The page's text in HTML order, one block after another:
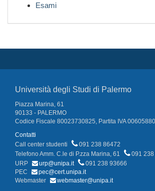
Esami
Università degli Studi di Palermo
Piazza Marina, 61
90133 - PALERMO
Codice Fiscale 80023730825, Partita IVA
Contatti
Call center studenti
091 238 86472
Telefono Amm. C.le di P.zza Marina, 61
091 238
URP
urp@unipa.it
091 238 93666
PEC
pec@cert.unipa.it
Webmaster
webmaster@unipa.it